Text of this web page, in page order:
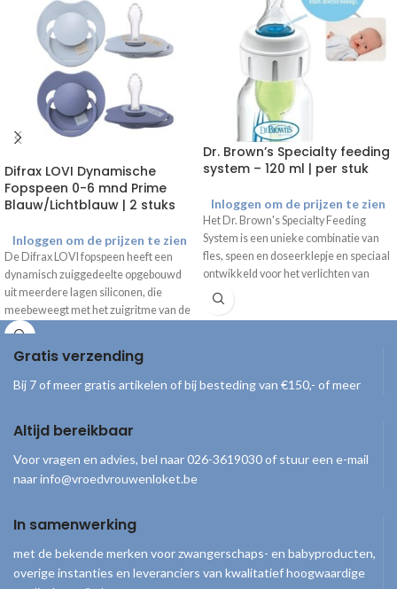
Difrax LOVI Dynamische
Fopspeen 0-6 mnd Prime
Blauw/Lichtblauw | 2 stuks
Inloggen om de prijzen te zien
De Difrax LOVI fopspeen heeft een
dynamisch zuiggedeelte opgebouwd
uit meerdere lagen siliconen, die
meebeweegt met het zuigritme van de
baby. De symmetrische vorm van het
voor een vertrouwd en veilig gevoel.
Je krijgt maar liefst 25%
aanschafprijs ten
opzichte van de
consumentenprijs!
Inhoud pakket
1 sterilisatie/opbergbox
Dr. Brown’s Specialty feeding
system – 120 ml | per stuk
Inloggen om de prijzen te zien
Het Dr. Brown's Specialty Feeding
System is een unieke combinatie van
fles, speen en doseerklepje en speciaal
ontwikkeld voor het verlichten van
gecompliceerde orale
voedingsproblemen.
Gratis verzending
Bij 7 of meer gratis artikelen of bij besteding van €150,- of meer
Altijd bereikbaar
Voor vragen en advies, bel naar 026-3619030 of stuur een e-mail
naar info@vroedvrouwenloket.be
In samenwerking
met de bekende merken voor zwangerschaps- en babyproducten,
overige instanties en leveranciers van kwalitatief hoogwaardige